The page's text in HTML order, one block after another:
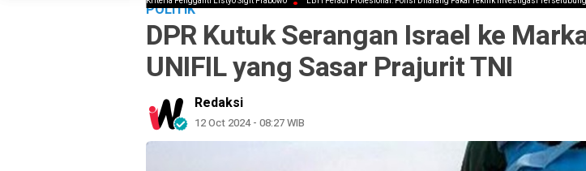
POLITIK
DPR Kutuk Serangan Israel ke
UNIFIL yang Sasar Prajurit TNI
Redaksi
12 Oct 2024 - 08:27 WIB